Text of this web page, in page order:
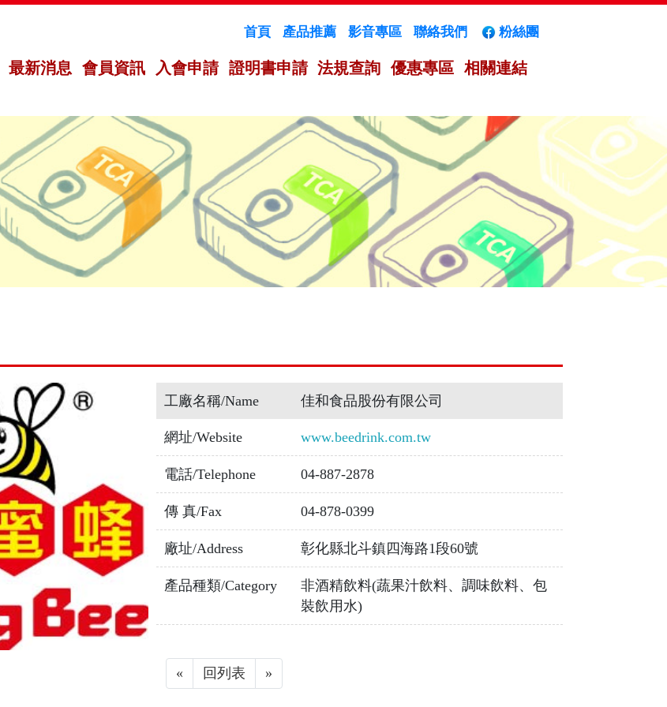
最新消息 會員資訊 入會申請 證明書申請 法規查詢 優惠專區 相關連結
首頁 產品推薦 影音專區 聯絡我們 粉絲團
工廠名稱/Name 佳和食品股份有限公司
網址/Website www.beedrink.com.tw
電話/Telephone 04-887-2878
傳 真/Fax 04-878-0399
廠址/Address 彰化縣北斗鎮四海路1段60號
產品種類/Category
非酒精飲料(蔬果汁飲料、調味飲料、包
裝飲用水)
« Previous
回列表 »